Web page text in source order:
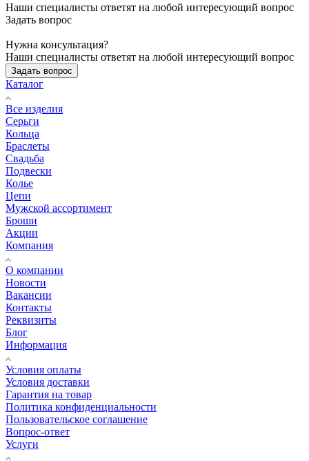
Наши специалисты ответят на любой интересующий вопрос
Задать вопрос
Нужна консультация?
Наши специалисты ответят на любой интересующий вопрос
Задать вопрос
Каталог
Все изделия
Серьги
Кольца
Браслеты
Свадьба
Подвески
Колье
Цепи
Мужской ассортимент
Броши
Акции
Компания
О компании
Новости
Вакансии
Контакты
Реквизиты
Блог
Информация
Условия оплаты
Условия доставки
Гарантия на товар
Политика конфиденциальности
Пользовательское соглашение
Вопрос-ответ
Услуги